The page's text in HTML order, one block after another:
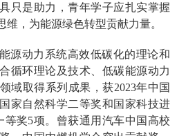
只是助力，青年学子应扎实掌握
，为能源绿色转型贡献力量。
源动力系统高效低碳化的理论和
循环理论及技术、低碳能源动力
域取得系列成果，获2023年中国
家自然科学二等奖和国家科技进
等奖5项。曾获通用汽车中国高校